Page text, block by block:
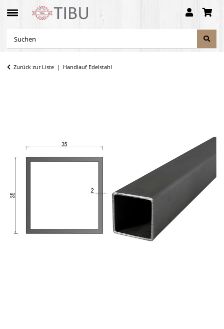
Zurück zur Liste Handlauf Edelstahl